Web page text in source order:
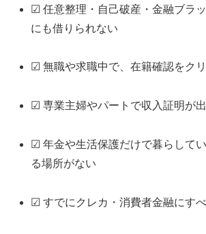
☑ 任意整理・自己破産・金融ブラ
にも借りられない
☑ 無職や求職中で、在籍確認をク
☑ 専業主婦やパートで収入証明が
☑ 年金や生活保護だけで暮らして
る場所がない
☑ すでにクレカ・消費者金融にす